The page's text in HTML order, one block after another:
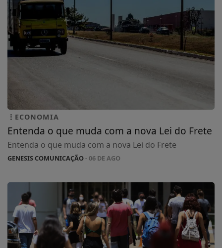
ECONOMIA
Entenda o que muda com a nova Lei do Frete
Entenda o que muda com a nova Lei do Frete
GENESIS COMUNICAÇÃO- 06 DE AGO